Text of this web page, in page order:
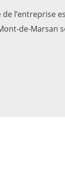
de
de-Marsan